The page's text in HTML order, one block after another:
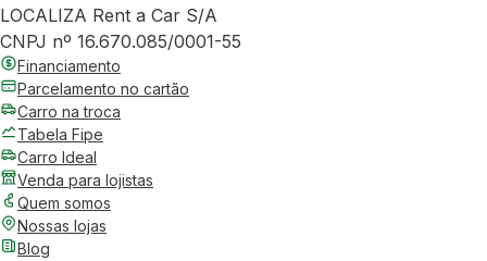
LOCALIZA Rent a Car S/A
CNPJ nº 16.670.085/0001-55
Financiamento
Parcelamento no cartão
Carro na troca
Tabela Fipe
Carro Ideal
Venda para lojistas
Quem somos
Nossas lojas
Blog